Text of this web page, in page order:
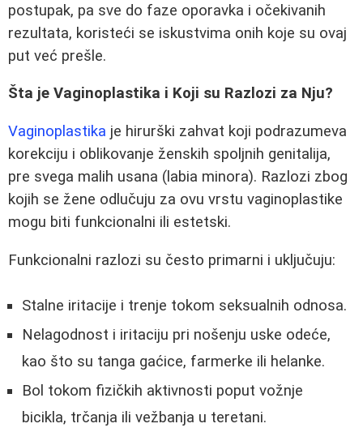
postupak, pa sve do faze oporavka i očekivanih
rezultata, koristeći se iskustvima onih koje su ovaj
put već prešle.
Šta je Vaginoplastika i Koji su Razlozi za Nju?
Vaginoplastika je hirurški zahvat koji podrazumeva
korekciju i oblikovanje ženskih spoljnih genitalija,
pre svega malih usana (labia minora). Razlozi zbog
kojih se žene odlučuju za ovu vrstu vaginoplastike
mogu biti funkcionalni ili estetski.
Funkcionalni razlozi su često primarni i uključuju:
Stalne iritacije i trenje tokom seksualnih odnosa.
Nelagodnost i iritaciju pri nošenju uske odeće,
kao što su tanga gaćice, farmerke ili helanke.
Bol tokom fizičkih aktivnosti poput vožnje
bicikla, trčanja ili vežbanja u teretani.